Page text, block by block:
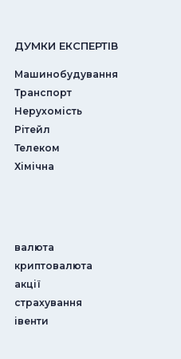
ДУМКИ ЕКСПЕРТIВ
Машинобудування
Транспорт
Нерухомість
Рітейл
Телеком
Хімічна
валюта
криптовалюта
акції
страхування
iвенти